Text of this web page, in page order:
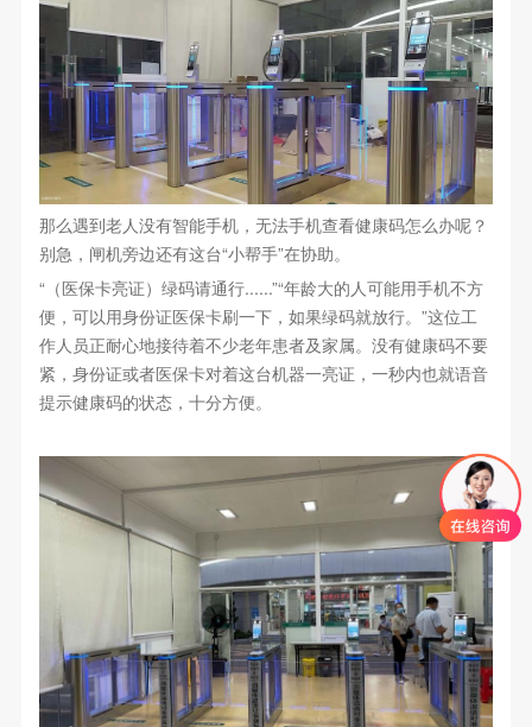
那么遇到老人没有智能手机，无法手机查看健康码怎么办呢？
别急，闸机旁边还有这台“小帮手”在协助。
“（医保卡亮证）绿码请通行......”“年龄大的人可能用手机不方
便，可以用身份证医保卡刷一下，如果绿码就放行。”这位工
作人员正耐心地接待着不少老年患者及家属。没有健康码不要
紧，身份证或者医保卡对着这台机器一亮证，一秒内也就语音
提示健康码的状态，十分方便。